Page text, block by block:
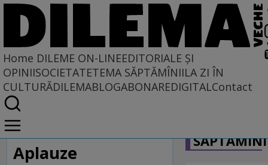
Home DILEME ON-LINEEDITORIALE ȘI
OPINIISOCIETATETEMA SĂPTĂMÎNIILA ZI ÎN
CULTURĂDILEMABLOGABONAREDIGITALContact
Home
Dileme on-line
Aplauze